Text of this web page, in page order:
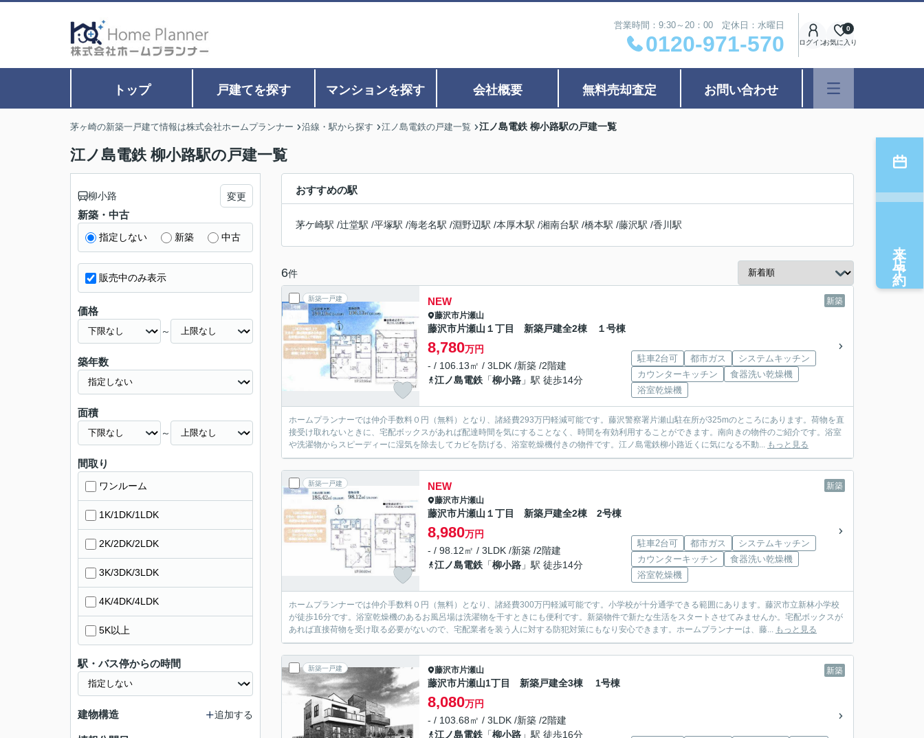
営業時間：9:30～20：00 定休日：水曜日
0120-971-570 ログインお気に入り
0
トップ 戸建てを探す マンションを探す 会社概要 無料売却査定 お問い合わせ
茅ヶ崎の新築一戸建て情報は株式会社ホームプランナー 沿線・駅から探す 江ノ島電鉄の戸建一覧 江ノ島電鉄 柳小路駅の戸建一覧
江ノ島電鉄 柳小路駅の戸建一覧
おすすめの駅
茅ケ崎駅 /辻堂駅 /平塚駅 /海老名駅 /淵野辺駅 /本厚木駅 /湘南台駅 /橋本駅 /藤沢駅 /香川駅
6件
新築一戸建 新築
NEW
藤沢市片瀬山
藤沢市片瀬山１丁目 新築戸建全2棟 １号棟
8,780万円
- / 106.13㎡ / 3LDK /新築 /2階建
江ノ島電鉄 「柳小路 」駅 徒歩14分
駐車2台可 都市ガス
システムキッチン
カウンターキッチン
食器洗い乾燥機
浴室乾燥機
ホームプランナーでは仲介手数料０円（無料）となり、諸経費293万円軽減可能です。藤沢警察署片瀬山駐在所が325mのところにあります。荷物を直
接受け取れないときに、宅配ボックスがあれば配達時間を気にすることなく、時間を有効利用することができます。南向きの物件のご紹介です。浴室
や洗濯物からスピーディーに湿気を除去してカビを防げる、浴室乾燥機付きの物件です。江ノ島電鉄柳小路近くに気になる不動... もっと見る
新築一戸建 新築
NEW
藤沢市片瀬山
藤沢市片瀬山１丁目 新築戸建全2棟 2号棟
8,980万円
- / 98.12㎡ / 3LDK /新築 /2階建
江ノ島電鉄 「柳小路 」駅 徒歩14分
駐車2台可 都市ガス
システムキッチン
カウンターキッチン
食器洗い乾燥機
浴室乾燥機
ホームプランナーでは仲介手数料０円（無料）となり、諸経費300万円軽減可能です。小学校が十分通学できる範囲にあります。藤沢市立新林小学校
が徒歩16分です。浴室乾燥機のあるお風呂場は洗濯物を干すときにも便利です。新築物件で新たな生活をスタートさせてみませんか。宅配ボックスが
あれば直接荷物を受け取る必要がないので、宅配業者を装う人に対する防犯対策にもなり安心できます。ホームプランナーは、藤... もっと見る
新築一戸建 新築
藤沢市片瀬山
藤沢市片瀬山1丁目 新築戸建全3棟 1号棟
8,080万円
- / 103.68㎡ / 3LDK /新築 /2階建
江ノ島電鉄 「柳小路 」駅 徒歩16分
柳小路 変更
新築・中古
指定しない 新築 中古
販売中のみ表示
価格
～
築年数
面積
～
間取り
ワンルーム
1K/1DK/1LDK
2K/2DK/2LDK
3K/3DK/3LDK
4K/4DK/4LDK
5K以上
駅・バス停からの時間
建物構造 追加する
来店予約